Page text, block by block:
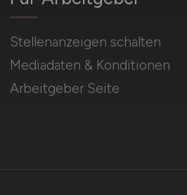
Stellenanzeigen schalten
Mediadaten & Konditionen
Arbeitgeber Seite